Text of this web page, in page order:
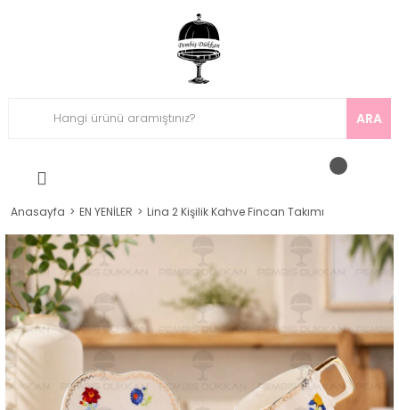
ARA
Anasayfa EN YENİLER Lina 2 Kişilik Kahve Fincan Takımı